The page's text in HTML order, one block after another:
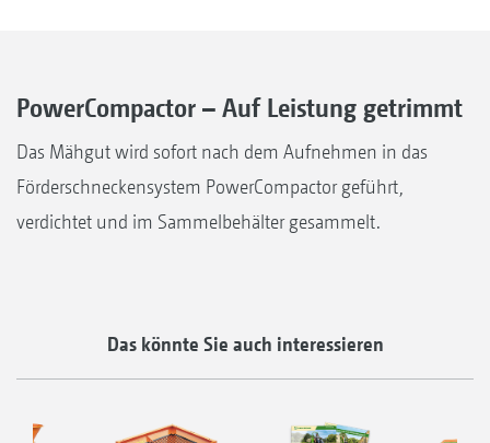
PowerCompactor – Auf Leistung getrimmt
Das Mähgut wird sofort nach dem Aufnehmen in das
Förderschneckensystem PowerCompactor geführt,
verdichtet und im Sammelbehälter gesammelt.
Das könnte Sie auch interessieren